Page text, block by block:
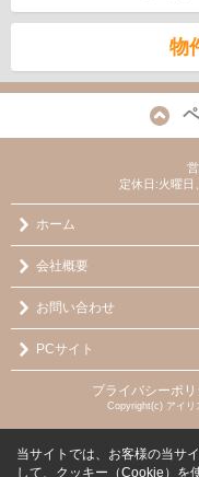
物
定休日:火曜日
ホーム
会社概要
お問い合わせ
PCサイト
プライバシーポリ
Copyright(c) アイリ
当サイトでは、お客様の当サ
して、クッキー（Cookie）を